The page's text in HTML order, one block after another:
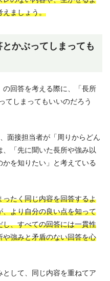
えましょう。
かぶってしまっても
の回答を考える際に、「長所
てしまってもいいのだろう
面接担当者が「周りからどん
「先に聞いた長所や強み以
を知りたい」と考えている
ったく同じ内容を回答するよ
より自分の良い点を知って
し、すべての回答には一貫性
強みと矛盾のない回答を心
として、同じ内容を重ねてア